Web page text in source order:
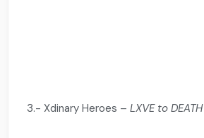
3.- Xdinary Heroes –LXVE to DEATH